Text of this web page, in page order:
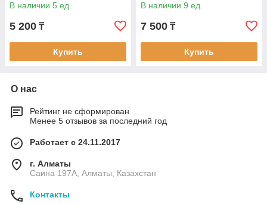
В наличии 5 ед.
5 200 ₸
Купить
В наличии 9 ед.
7 500 ₸
Купить
О нас
Рейтинг не сформирован
Менее 5 отзывов за последний год
Работает с 24.11.2017
г. Алматы
Саина 197А, Алматы, Казахстан
Контакты